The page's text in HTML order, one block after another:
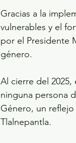
Gracias a la
vulnerables y el
por el Presidente
género.
Al cierre del
ninguna persona
Género, un
Tlalnepantla.